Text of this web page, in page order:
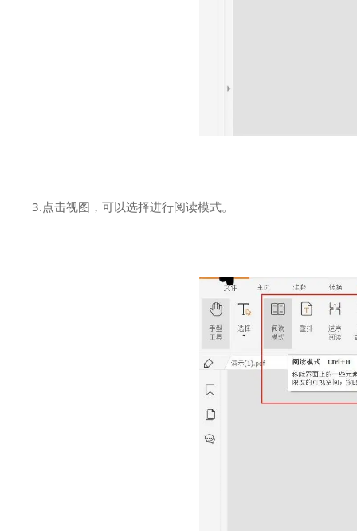
3.点击视图，可以选择进行阅读模式。